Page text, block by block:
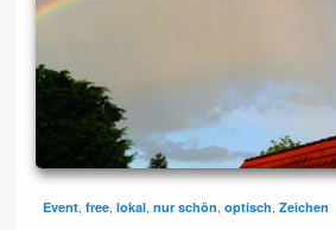
Event,free,lokal,nur schön,optisch,Zeichen